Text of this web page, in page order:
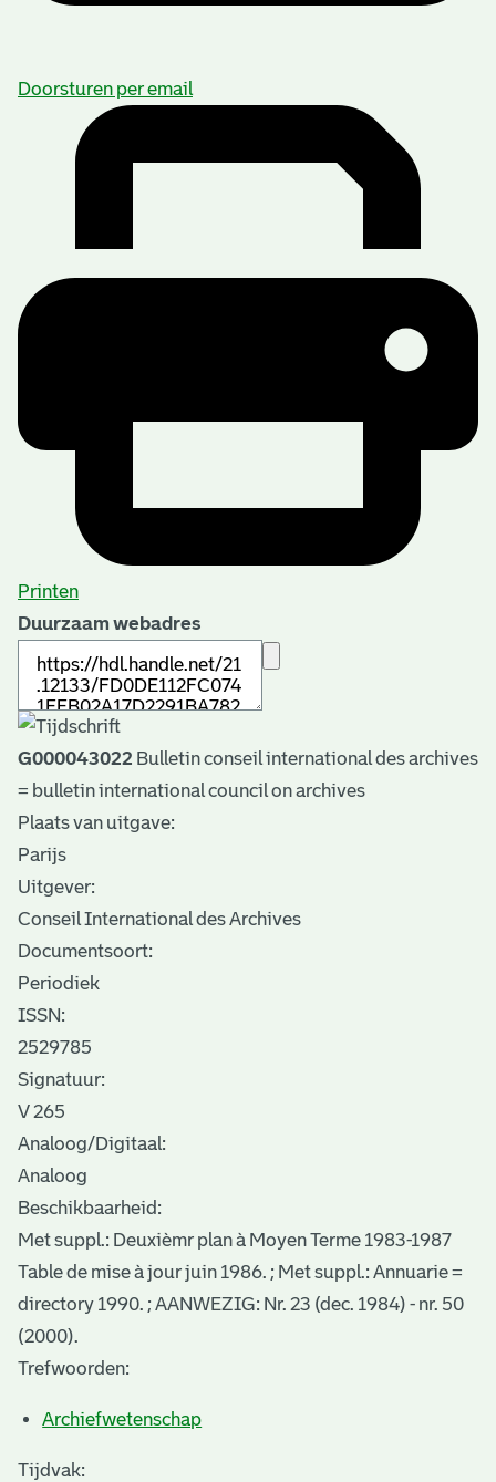
Doorsturen per email
Printen
Duurzaam webadres
G000043022 Bulletin conseil international des archives
= bulletin international council on archives
Plaats van uitgave:
Parijs
Uitgever:
Conseil International des Archives
Documentsoort:
Periodiek
ISSN:
2529785
Signatuur:
V 265
Analoog/Digitaal:
Analoog
Beschikbaarheid:
Met suppl.: Deuxièmr plan à Moyen Terme 1983-1987
Table de mise à jour juin 1986. ; Met suppl.: Annuarie =
directory 1990. ; AANWEZIG: Nr. 23 (dec. 1984) - nr. 50
(2000).
Trefwoorden:
Archiefwetenschap
Tijdvak: